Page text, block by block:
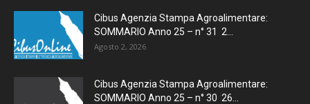
Cibus Agenzia Stampa Agroalimentare:
SOMMARIO Anno 25 – n° 31 2...
Agosto 2, 2026
Cibus Agenzia Stampa Agroalimentare:
SOMMARIO Anno 25 – n° 30 26...